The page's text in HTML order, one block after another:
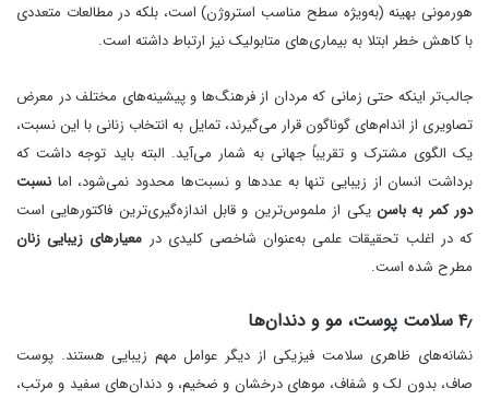
هورمونی بهینه (به‌ویژه سطح مناسب استروژن) است، بلکه در مطالعات متعددی
با کاهش خطر ابتلا به بیماری‌های متابولیک نیز ارتباط داشته است.
جالب‌تر اینکه حتی زمانی که مردان از فرهنگ‌ها و پیشینه‌های مختلف در معرض
تصاویری از اندام‌های گوناگون قرار می‌گیرند، تمایل به انتخاب زنانی با این نسبت،
یک الگوی مشترک و تقریباً جهانی به شمار می‌آید. البته باید توجه داشت که
برداشت انسان از زیبایی تنها به عددها و نسبت‌ها محدود نمی‌شود، اما نسبت
دور کمر به باسن یکی از ملموس‌ترین و قابل اندازه‌گیری‌ترین فاکتورهایی است
که در اغلب تحقیقات علمی به‌عنوان شاخصی کلیدی در معیارهای زیبایی زنان
مطرح شده است.
۴٫ سلامت پوست، مو و دندان‌ها
نشانه‌های ظاهری سلامت فیزیکی از دیگر عوامل مهم زیبایی هستند. پوست
صاف، بدون لک و شفاف، موهای درخشان و ضخیم، و دندان‌های سفید و مرتب،